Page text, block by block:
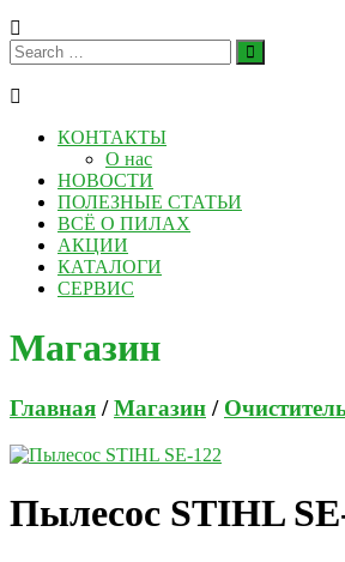
КОНТАКТЫ
О нас
НОВОСТИ
ПОЛЕЗНЫЕ СТАТЬИ
ВСЁ О ПИЛАХ
АКЦИИ
КАТАЛОГИ
СЕРВИС
Магазин
Главная /Магазин /
Пылесос STIHL